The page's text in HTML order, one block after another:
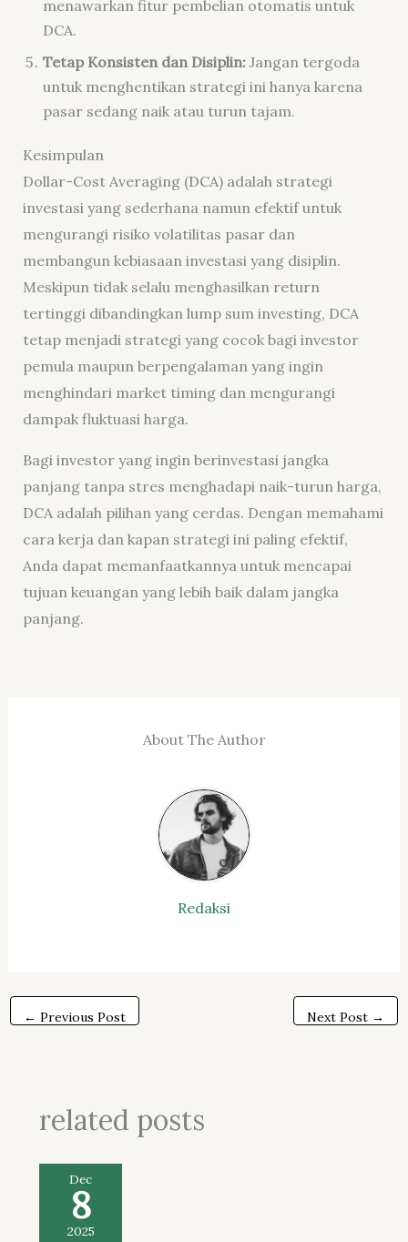
menawarkan fitur pembelian otomatis untuk
DCA.
Tetap Konsisten dan Disiplin: Jangan tergoda
untuk menghentikan strategi ini hanya karena
pasar sedang naik atau turun tajam.
Kesimpulan
Dollar-Cost Averaging (DCA) adalah strategi
investasi yang sederhana namun efektif untuk
mengurangi risiko volatilitas pasar dan
membangun kebiasaan investasi yang disiplin.
Meskipun tidak selalu menghasilkan return
tertinggi dibandingkan lump sum investing, DCA
tetap menjadi strategi yang cocok bagi investor
pemula maupun berpengalaman yang ingin
menghindari market timing dan mengurangi
dampak fluktuasi harga.
Bagi investor yang ingin berinvestasi jangka
panjang tanpa stres menghadapi naik-turun harga,
DCA adalah pilihan yang cerdas. Dengan memahami
cara kerja dan kapan strategi ini paling efektif,
Anda dapat memanfaatkannya untuk mencapai
tujuan keuangan yang lebih baik dalam jangka
panjang.
About The Author
Redaksi
← Previous Post Next Post →
related posts
Dec
8
2025